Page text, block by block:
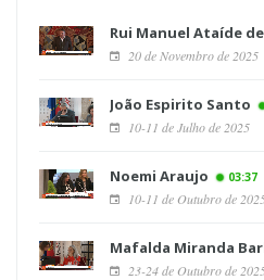
Rui Manuel Ataíde
20 de Novembro de 2025
João Espirito Santo
10-11 de Julho de 2025
Noemi Araujo 03:37
10-11 de Outubro de
Mafalda Miranda
23-24 de Outubro de